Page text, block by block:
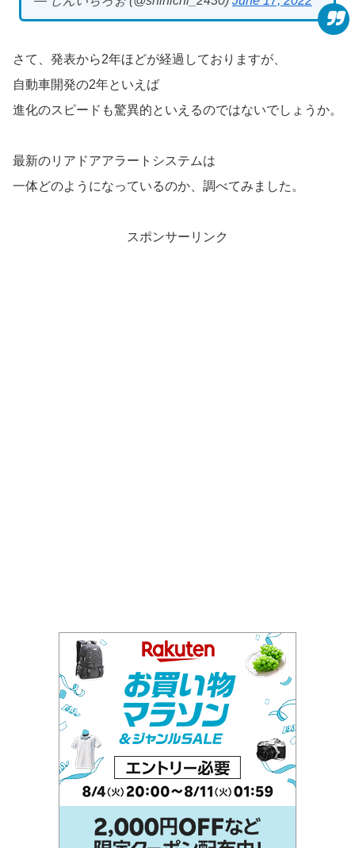
さて、発表から2年ほどが経過しておりますが、
自動車開発の2年といえば
進化のスピードも驚異的といえるのではないでしょうか。
最新のリアドアアラートシステムは
一体どのようになっているのか、調べてみました。
スポンサーリンク